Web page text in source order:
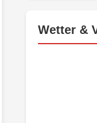
Wetter &